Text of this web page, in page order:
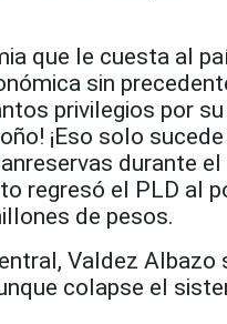
que le cuesta al
sin
privilegios por
¡Eso solo sucede
durante el
regresó el PLD al
de pesos.
Valdez Albazo
colapse el